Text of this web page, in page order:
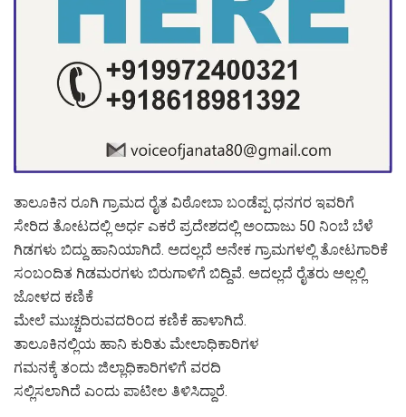
ತಾಲೂಕಿನ ರೂಗಿ ಗ್ರಾಮದ ರೈತ ವಿಠೋಬಾ ಬಂಡೆಪ್ಪ ಧನಗರ ಇವರಿಗೆ
ಸೇರಿದ ತೋಟದಲ್ಲಿ ಅರ್ಧ ಎಕರೆ ಪ್ರದೇಶದಲ್ಲಿ ಅಂದಾಜು 50 ನಿಂಬೆ ಬೆಳೆ
ಗಿಡಗಳು ಬಿದ್ದು ಹಾನಿಯಾಗಿದೆ. ಅದಲ್ಲದೆ ಅನೇಕ ಗ್ರಾಮಗಳಲ್ಲಿ ತೋಟಗಾರಿಕೆ
ಸಂಬಂದಿತ ಗಿಡಮರಗಳು ಬಿರುಗಾಳಿಗೆ ಬಿದ್ದಿವೆ. ಅದಲ್ಲದೆ ರೈತರು ಅಲ್ಲಲ್ಲಿ
ಜೋಳದ ಕಣಿಕೆ
ಮೇಲೆ ಮುಚ್ಚದಿರುವದರಿಂದ ಕಣಿಕೆ ಹಾಳಾಗಿದೆ.
ತಾಲೂಕಿನಲ್ಲಿಯ ಹಾನಿ ಕುರಿತು ಮೇಲಾಧಿಕಾರಿಗಳ
ಗಮನಕ್ಕೆ ತಂದು ಜಿಲ್ಲಾಧಿಕಾರಿಗಳಿಗೆ ವರದಿ
ಸಲ್ಲಿಸಲಾಗಿದೆ ಎಂದು ಪಾಟೀಲ ತಿಳಿಸಿದ್ದಾರೆ.